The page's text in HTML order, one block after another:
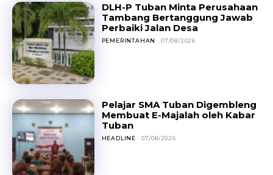
DLH-P Tuban Minta Perusahaan
Tambang Bertanggung Jawab
Perbaiki Jalan Desa
PEMERINTAHAN 07/08/2026
Pelajar SMA Tuban Digembleng
Membuat E-Majalah oleh Kabar
Tuban
HEADLINE 07/08/2026